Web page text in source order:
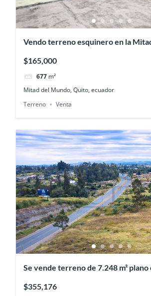
Vendo terreno esquinero en la
$165,000
677 m²
Mitad del Mundo, Quito, ecuador
Terreno
Venta
Se vende terreno de 7.248 m² plano
$355,176